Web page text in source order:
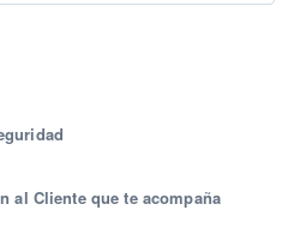
al Cliente que te acompaña